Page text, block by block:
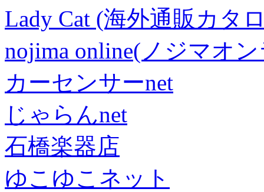
Lady Cat (海外通販カタ
nojima online(ノジマオ
カーセンサーnet
じゃらんnet
石橋楽器店
ゆこゆこネット